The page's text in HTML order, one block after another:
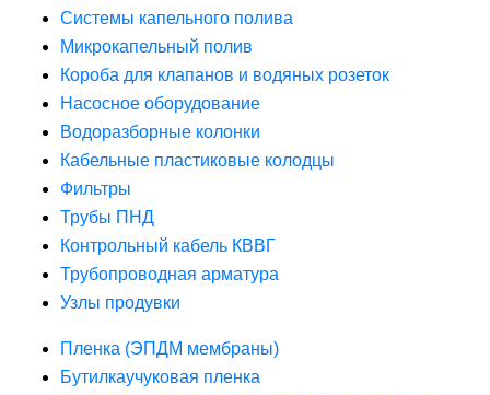
Системы капельного полива
Микрокапельный полив
Короба для клапанов и водяных розеток
Насосное оборудование
Водоразборные колонки
Кабельные пластиковые колодцы
Фильтры
Трубы ПНД
Контрольный кабель КВВГ
Трубопроводная арматура
Узлы продувки
Пленка (ЭПДМ мембраны)
Бутилкаучуковая пленка